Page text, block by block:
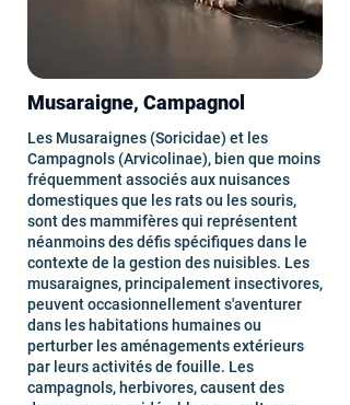
Musaraigne, Campagnol
Les Musaraignes (Soricidae) et les
Campagnols (Arvicolinae), bien que moins
fréquemment associés aux nuisances
domestiques que les rats ou les souris,
sont des mammifères qui représentent
néanmoins des défis spécifiques dans le
contexte de la gestion des nuisibles. Les
musaraignes, principalement insectivores,
peuvent occasionnellement s'aventurer
dans les habitations humaines ou
perturber les aménagements extérieurs
par leurs activités de fouille. Les
campagnols, herbivores, causent des